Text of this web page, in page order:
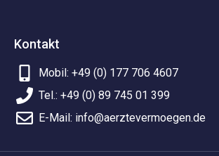
Kontakt
Mobil: +49 (0) 177 706 4607
Tel.: +49 (0) 89 745 01 399
E-Mail: info@aerztevermoegen.de